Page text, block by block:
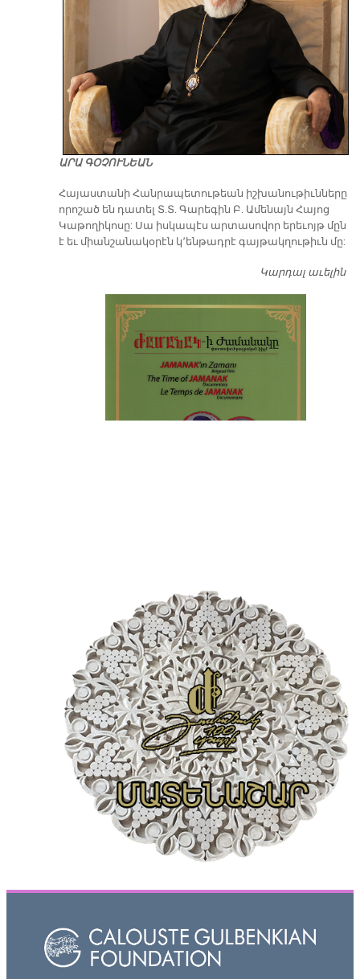
ԱՐԱ ԳՕՉՈՒՆԵԱՆ
​Հայաստանի Հանրապետութեան իշխանութիւնները
որոշած են դատել Տ.Տ. Գարեգին Բ. Ամենայն Հայոց
Կաթողիկոսը: Սա իսկապէս արտասովոր երեւոյթ մըն
է եւ միանշանակօրէն կ՚ենթադրէ գայթակղութիւն մը:
Կարդալ աւելին